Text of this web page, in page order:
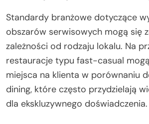
Standardy branżowe dotyczące
obszarów serwisowych mogą się
zależności od rodzaju lokalu. Na
restauracje typu fast-casual
miejsca na klienta w porównaniu
dining, które często przydzielają
dla ekskluzywnego doświadczenia.